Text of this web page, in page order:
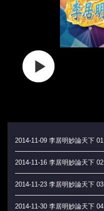
2014-11-09 李居明妙論天下 01
2014-11-16 李居明妙論天下 02
2014-11-23 李居明妙論天下 03
2014-11-30 李居明妙論天下 04